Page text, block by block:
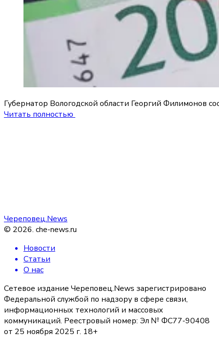
Губернатор Вологодской области Георгий Филимонов
Читать полностью
Череповец.News
© 2026. che-news.ru
Новости
Статьи
О нас
Сетевое издание Череповец.News зарегистрировано
Федеральной службой по надзору в сфере связи,
информационных технологий и массовых
коммуникаций. Реестровый номер: Эл № ФС77-90408
от 25 ноября 2025 г. 18+